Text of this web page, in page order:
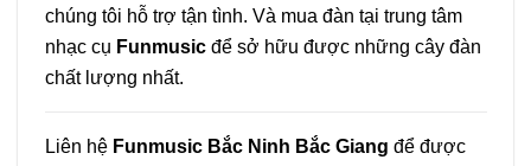
chúng tôi hỗ trợ tận tình. Và mua đàn tại trung tâm
nhạc cụ Funmusicđể sở hữu được những cây đàn
chất lượng nhất.
Liên hệ Funmusic Bắc Ninh Bắc Giang để được